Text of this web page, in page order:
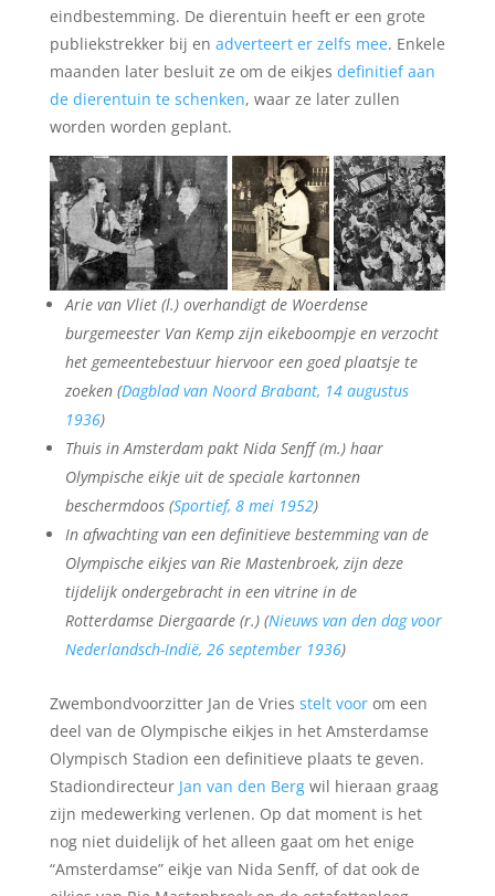
eindbestemming. De dierentuin heeft er een grote
publiekstrekker bij en adverteert er zelfs mee. Enkele
maanden later besluit ze om de eikjes definitief aan
de dierentuin te schenken, waar ze later zullen
worden worden geplant.
Arie van Vliet (l.) overhandigt de Woerdense
burgemeester Van Kemp zijn eikeboompje en verzocht
het gemeentebestuur hiervoor een goed plaatsje te
zoeken (Dagblad van Noord Brabant, 14 augustus
1936)
Thuis in Amsterdam pakt Nida Senff (m.) haar
Olympische eikje uit de speciale kartonnen
beschermdoos (Sportief, 8 mei 1952)
In afwachting van een definitieve bestemming van de
Olympische eikjes van Rie Mastenbroek, zijn deze
tijdelijk ondergebracht in een vitrine in de
Rotterdamse Diergaarde (r.) (Nieuws van den dag voor
Nederlandsch-Indië, 26 september 1936)
Zwembondvoorzitter Jan de Vries stelt voorom een
deel van de Olympische eikjes in het Amsterdamse
Olympisch Stadion een definitieve plaats te geven.
Stadiondirecteur Jan van den Bergwil hieraan graag
zijn medewerking verlenen. Op dat moment is het
nog niet duidelijk of het alleen gaat om het enige
“Amsterdamse” eikje van Nida Senff, of dat ook de